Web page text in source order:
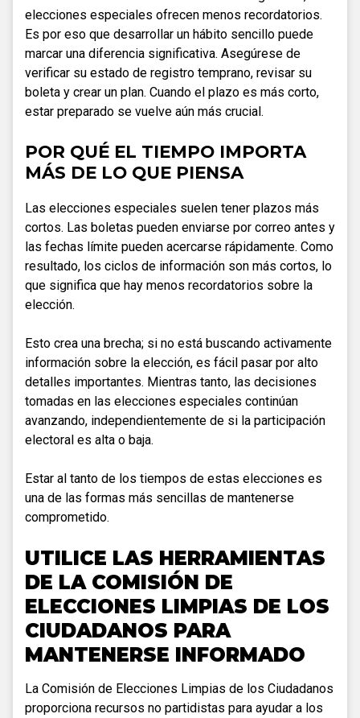
elecciones especiales ofrecen menos recordatorios.
Es por eso que desarrollar un hábito sencillo puede
marcar una diferencia significativa. Asegúrese de
verificar su estado de registro temprano, revisar su
boleta y crear un plan. Cuando el plazo es más corto,
estar preparado se vuelve aún más crucial.
POR QUÉ EL TIEMPO IMPORTA
MÁS DE LO QUE PIENSA
Las elecciones especiales suelen tener plazos más
cortos. Las boletas pueden enviarse por correo antes y
las fechas límite pueden acercarse rápidamente. Como
resultado, los ciclos de información son más cortos, lo
que significa que hay menos recordatorios sobre la
elección.
Esto crea una brecha; si no está buscando activamente
información sobre la elección, es fácil pasar por alto
detalles importantes. Mientras tanto, las decisiones
tomadas en las elecciones especiales continúan
avanzando, independientemente de si la participación
electoral es alta o baja.
Estar al tanto de los tiempos de estas elecciones es
una de las formas más sencillas de mantenerse
comprometido.
UTILICE LAS HERRAMIENTAS
DE LA COMISIÓN DE
ELECCIONES LIMPIAS DE LOS
CIUDADANOS PARA
MANTENERSE INFORMADO
La Comisión de Elecciones Limpias de los Ciudadanos
proporciona recursos no partidistas para ayudar a los